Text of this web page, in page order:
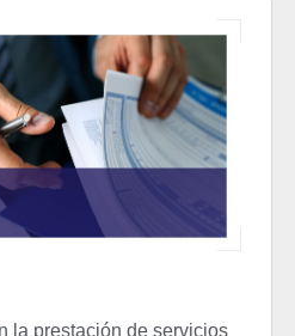
la prestación de servicios